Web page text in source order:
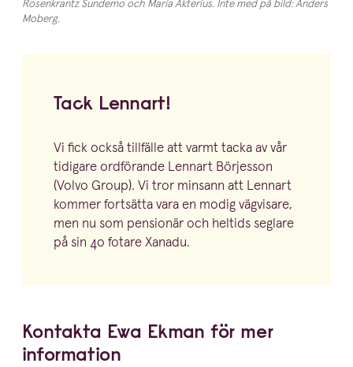
Rosenkrantz Sundemo och Maria Akterius. Inte med på bild: Anders
Moberg.
Tack Lennart!
Vi fick också tillfälle att varmt tacka av vår
tidigare ordförande Lennart Börjesson
(Volvo Group). Vi tror minsann att Lennart
kommer fortsätta vara en modig vägvisare,
men nu som pensionär och heltids seglare
på sin 40 fotare Xanadu.
Kontakta Ewa Ekman för mer
information